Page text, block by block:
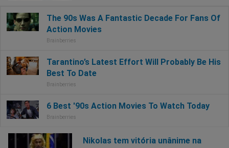
Nikolas tem vitória unânime na